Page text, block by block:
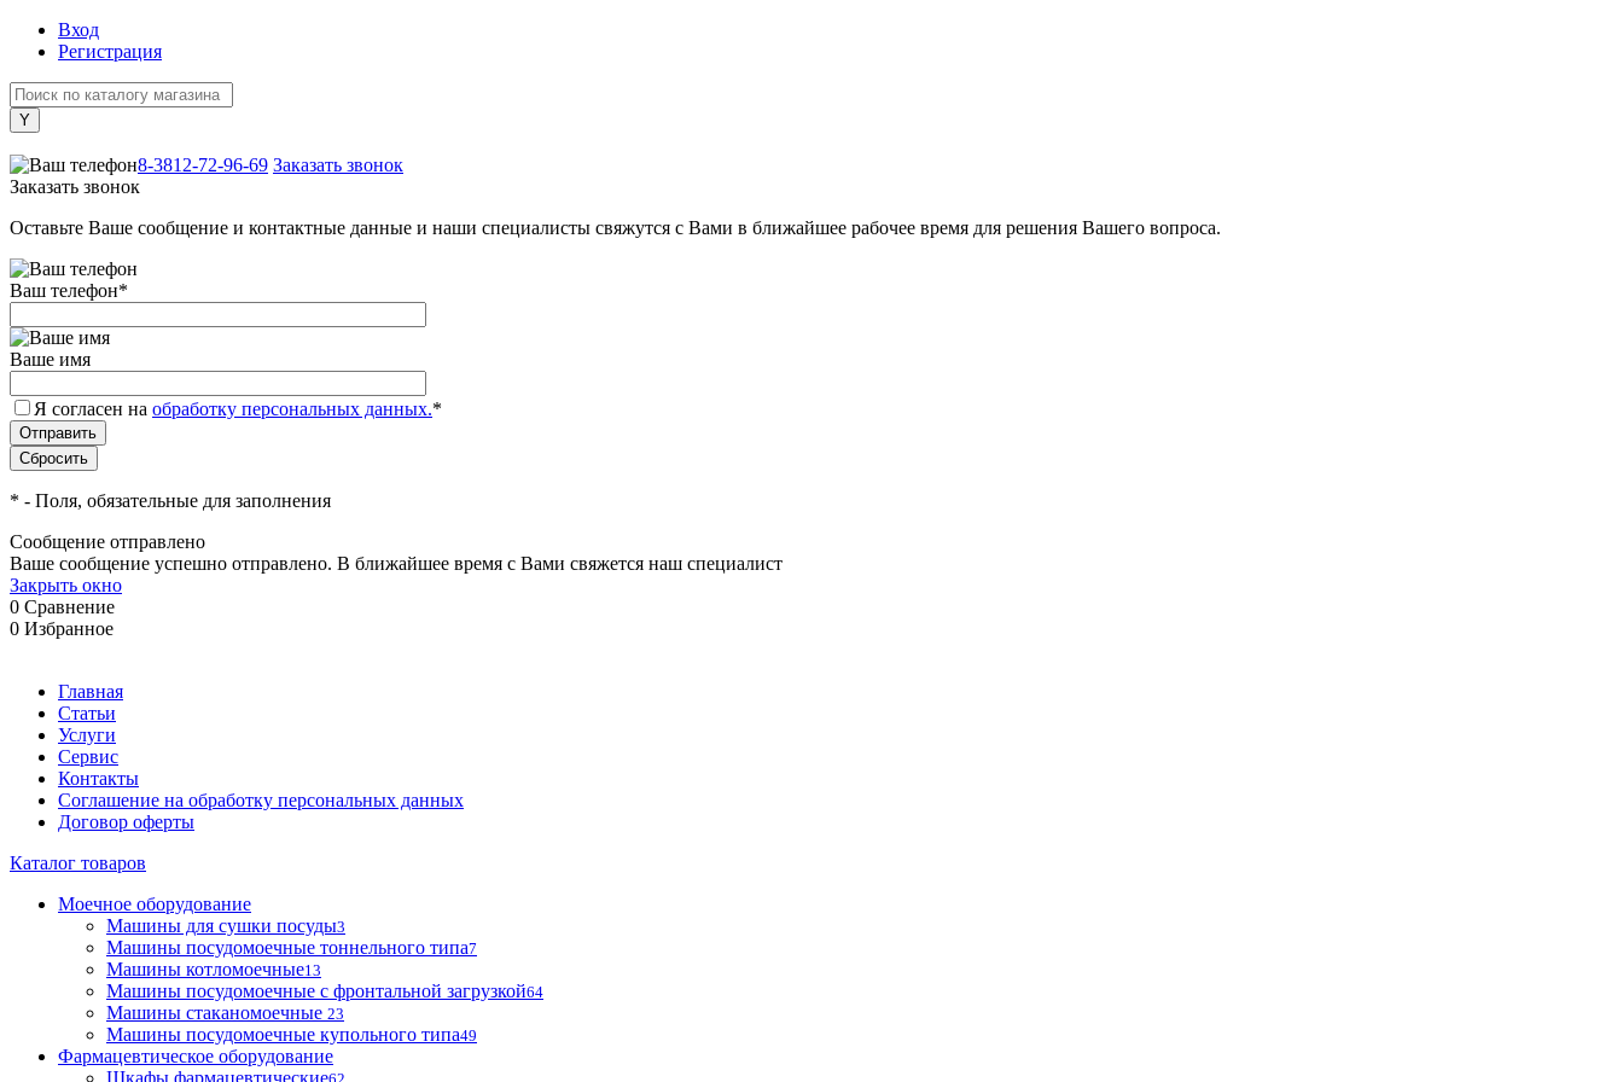
Вход
Регистрация
8-3812-72-96-69 Заказать звонок
Заказать звонок
Оставьте Ваше сообщение и контактные данные и наши специалисты свяжутся с Вами в ближайшее рабочее время для решения Вашего вопроса.
Ваш телефон*
Ваше имя
Я согласен на обработку персональных данных.*
* - Поля, обязательные для заполнения
Сообщение отправлено
Ваше сообщение успешно отправлено. В ближайшее время с Вами свяжется наш специалист
Закрыть окно
0 Сравнение
0 Избранное
Главная
Статьи
Услуги
Сервис
Контакты
Соглашение на обработку персональных данных
Договор оферты
Каталог товаров
Моечное оборудование
Машины для сушки посуды3
Машины посудомоечные тоннельного типа7
Машины котломоечные13
Машины посудомоечные с фронтальной загрузкой64
Машины стаканомоечные 23
Машины посудомоечные купольного типа49
Фармацевтическое оборудование
Шкафы фармацевтические